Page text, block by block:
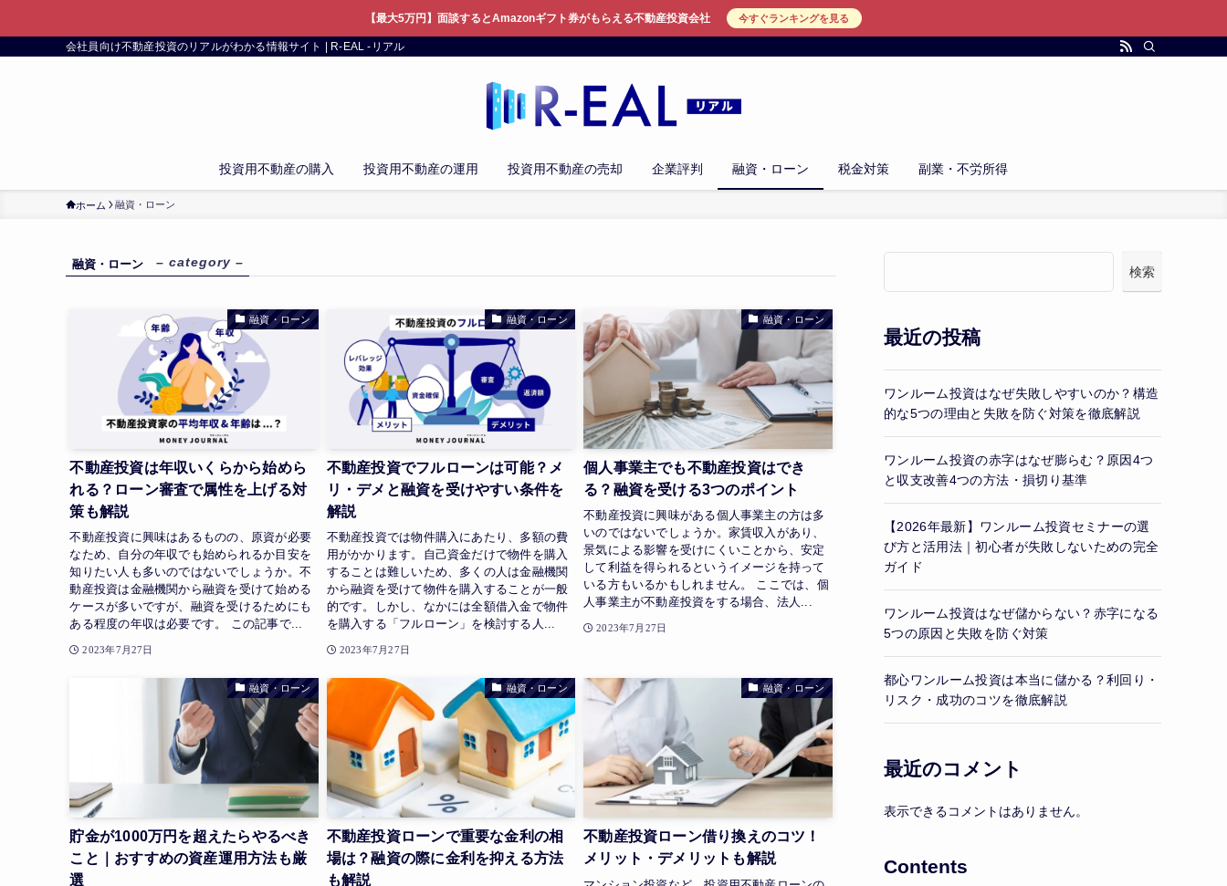
【最大5万円】面談するとAmazonギフト券がもらえる不動産投資会社 今すぐランキングを見る
会社員向け不動産投資のリアルがわかる情報サイト | R-EAL -リアル
投資用不動産の購入 投資用不動産の運用 投資用不動産の売却 企業評判 融資・ローン 税金対策 副業・不労所得
ホーム 融資・ローン
融資・ローン – category –
融資・ローン
不動産投資は年収いくらから始めら
れる？ローン審査で属性を上げる対
策も解説
不動産投資に興味はあるものの、原資が必要
なため、自分の年収でも始められるか目安を
知りたい人も多いのではないでしょうか。不
動産投資は金融機関から融資を受けて始める
ケースが多いですが、融資を受けるためにも
ある程度の年収は必要です。 この記事で...
2023年7月27日
融資・ローン
不動産投資でフルローンは可能？メ
リ・デメと融資を受けやすい条件を
解説
不動産投資では物件購入にあたり、多額の費
用がかかります。自己資金だけで物件を購入
することは難しいため、多くの人は金融機関
から融資を受けて物件を購入することが一般
的です。しかし、なかには全額借入金で物件
を購入する「フルローン」を検討する人...
2023年7月27日
融資・ローン
個人事業主でも不動産投資はでき
る？融資を受ける3つのポイント
不動産投資に興味がある個人事業主の方は多
いのではないでしょうか。家賃収入があり、
景気による影響を受けにくいことから、安定
して利益を得られるというイメージを持って
いる方もいるかもしれません。 ここでは、個
人事業主が不動産投資をする場合、法人...
2023年7月27日
融資・ローン
貯金が1000万円を超えたらやるべき
こと｜おすすめの資産運用方法も厳
選
融資・ローン
不動産投資ローンで重要な金利の相
場は？融資の際に金利を抑える方法
も解説
融資・ローン
不動産投資ローン借り換えのコツ！
メリット・デメリットも解説
検索
最近の投稿
ワンルーム投資はなぜ失敗しやすいのか？構造
的な5つの理由と失敗を防ぐ対策を徹底解説
ワンルーム投資の赤字はなぜ膨らむ？原因4つ
と収支改善4つの方法・損切り基準
【2026年最新】ワンルーム投資セミナーの選
び方と活用法｜初心者が失敗しないための完全
ガイド
ワンルーム投資はなぜ儲からない？赤字になる
5つの原因と失敗を防ぐ対策
都心ワンルーム投資は本当に儲かる？利回り・
リスク・成功のコツを徹底解説
最近のコメント
表示できるコメントはありません。
Contents